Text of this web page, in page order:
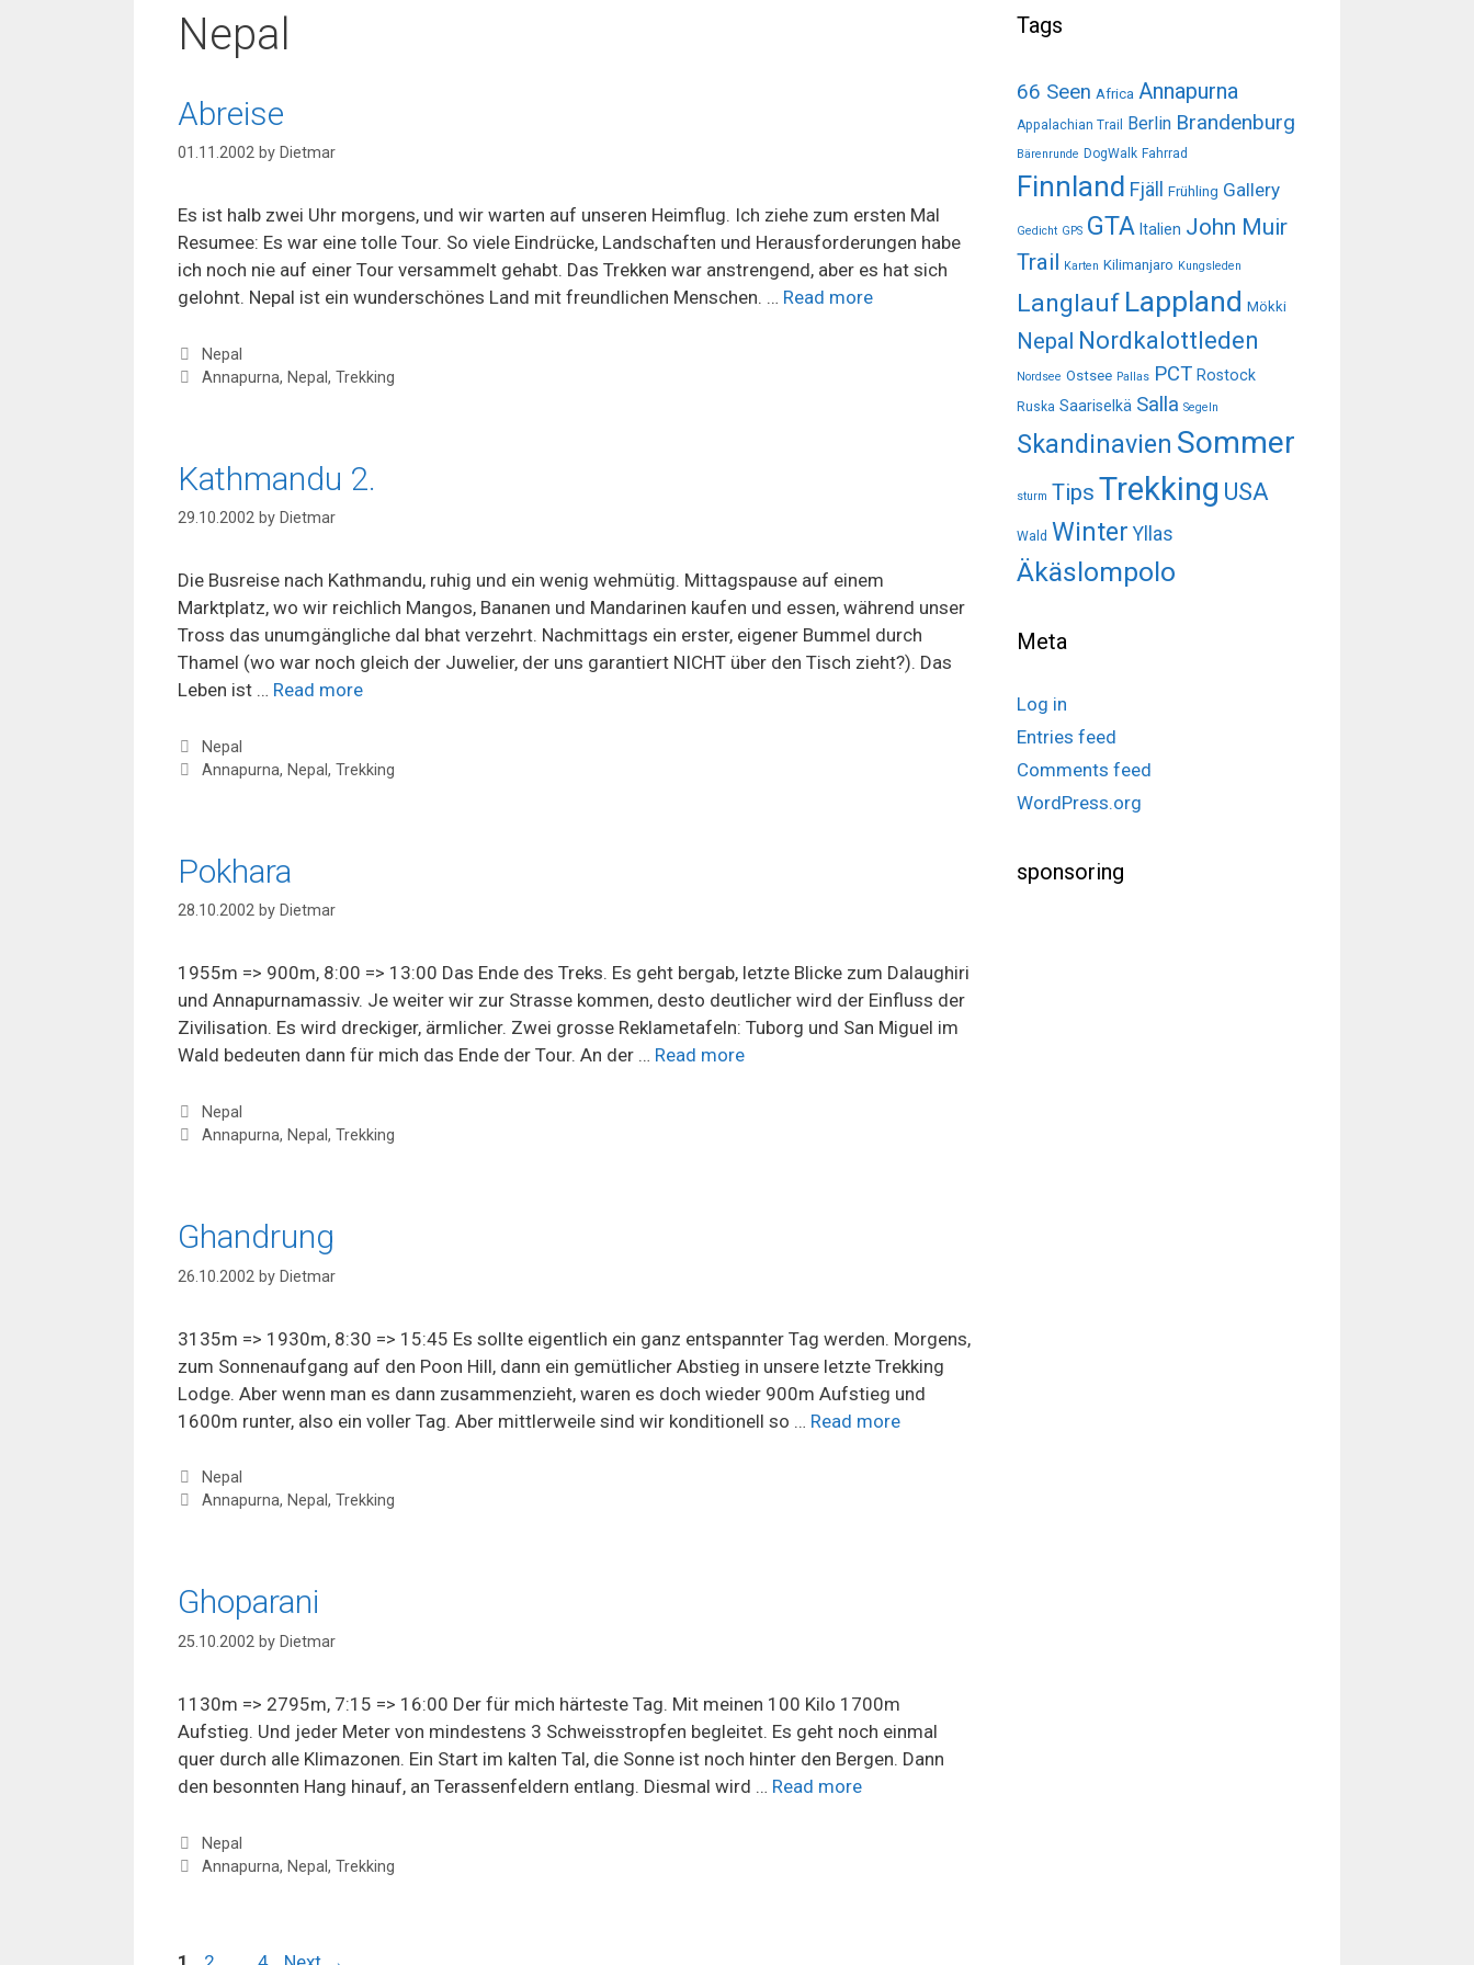
Nepal
Abreise
01.11.2002 by Dietmar
Es ist halb zwei Uhr morgens, und wir warten auf unseren Heimflug. Ich ziehe zum ersten Mal
Resumee: Es war eine tolle Tour. So viele Eindrücke, Landschaften und Herausforderungen habe
ich noch nie auf einer Tour versammelt gehabt. Das Trekken war anstrengend, aber es hat sich
gelohnt. Nepal ist ein wunderschönes Land mit freundlichen Menschen. … Read more
Categories
Nepal
Tags
Annapurna, Nepal, Trekking
Kathmandu 2.
29.10.2002 by Dietmar
Die Busreise nach Kathmandu, ruhig und ein wenig wehmütig. Mittagspause auf einem
Marktplatz, wo wir reichlich Mangos, Bananen und Mandarinen kaufen und essen, während unser
Tross das unumgängliche dal bhat verzehrt. Nachmittags ein erster, eigener Bummel durch
Thamel (wo war noch gleich der Juwelier, der uns garantiert NICHT über den Tisch zieht?). Das
Leben ist … Read more
Categories
Nepal
Tags
Annapurna, Nepal, Trekking
Pokhara
28.10.2002 by Dietmar
1955m => 900m, 8:00 => 13:00 Das Ende des Treks. Es geht bergab, letzte Blicke zum Dalaughiri
und Annapurnamassiv. Je weiter wir zur Strasse kommen, desto deutlicher wird der Einfluss der
Zivilisation. Es wird dreckiger, ärmlicher. Zwei grosse Reklametafeln: Tuborg und San Miguel im
Wald bedeuten dann für mich das Ende der Tour. An der … Read more
Categories
Nepal
Tags
Annapurna, Nepal, Trekking
Ghandrung
26.10.2002 by Dietmar
3135m => 1930m, 8:30 => 15:45 Es sollte eigentlich ein ganz entspannter Tag werden. Morgens,
zum Sonnenaufgang auf den Poon Hill, dann ein gemütlicher Abstieg in unsere letzte Trekking
Lodge. Aber wenn man es dann zusammenzieht, waren es doch wieder 900m Aufstieg und
1600m runter, also ein voller Tag. Aber mittlerweile sind wir konditionell so … Read more
Categories
Nepal
Tags
Annapurna, Nepal, Trekking
Ghoparani
25.10.2002 by Dietmar
1130m => 2795m, 7:15 => 16:00 Der für mich härteste Tag. Mit meinen 100 Kilo 1700m
Aufstieg. Und jeder Meter von mindestens 3 Schweisstropfen begleitet. Es geht noch einmal
quer durch alle Klimazonen. Ein Start im kalten Tal, die Sonne ist noch hinter den Bergen. Dann
den besonnten Hang hinauf, an Terassenfeldern entlang. Diesmal wird … Read more
Categories
Nepal
Tags
Annapurna, Nepal, Trekking
PagePage Page
Tags
66 Seen Africa Annapurna
Appalachian Trail Berlin Brandenburg
Bärenrunde DogWalk Fahrrad
Finnland Fjäll Frühling Gallery
Gedicht GPS GTA Italien John Muir
Trail Karten Kilimanjaro Kungsleden
Langlauf Lappland Mökki
Nepal Nordkalottleden
Nordsee Ostsee Pallas PCT Rostock
Ruska Saariselkä Salla Segeln
Skandinavien Sommer
sturm Tips Trekking USA
Wald Winter Yllas
Äkäslompolo
Meta
Log in
Entries feed
Comments feed
WordPress.org
sponsoring